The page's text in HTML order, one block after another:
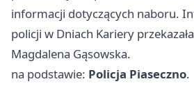
informacji dotyczących naboru.
policji w Dniach Kariery
Magdalena Gąsowska.
na podstawie: Policja Piaseczno.